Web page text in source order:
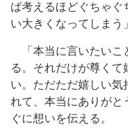
ば考えるほどぐちゃぐ
い大きくなってしまう
「本当に言いたいこ
る。それだけが尊く
い。ただただ嬉しい気
れて、本当にありがと
ぐに想いを伝える。